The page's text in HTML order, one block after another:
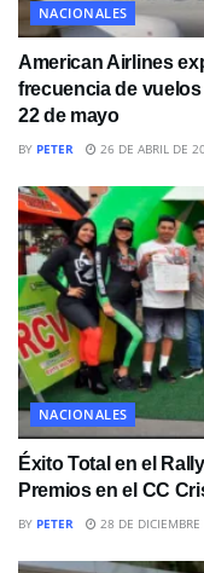
NACIONALES
American Airlines
frecuencia de vuelos
22 de mayo
BY PETER 26 DE ABRIL DE
NACIONALES
Éxito Total en el
Premios en el CC
BY PETER 28 DE